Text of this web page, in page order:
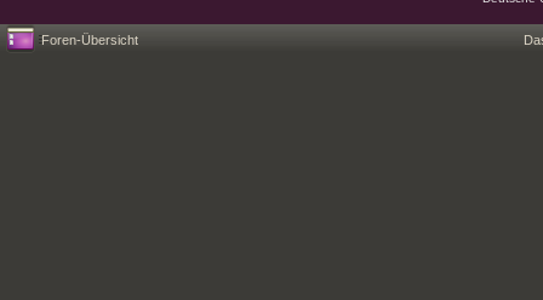
Foren-Übersicht